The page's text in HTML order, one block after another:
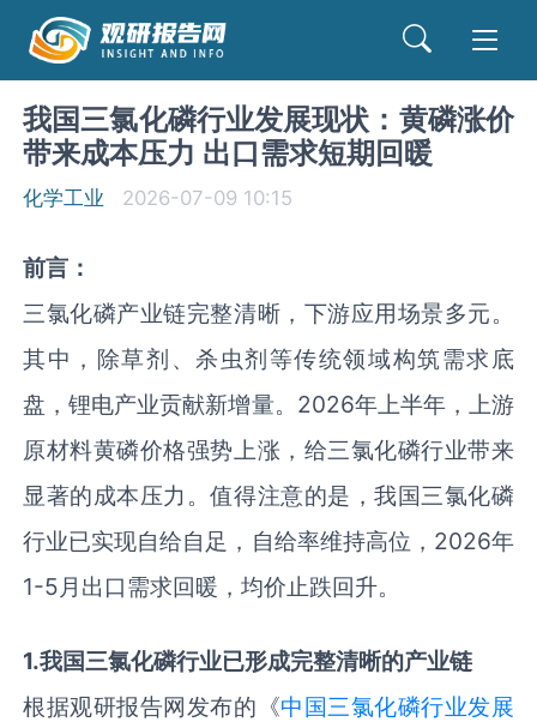
我国三氯化磷行业发展现状：黄磷涨价
带来成本压力 出口需求短期回暖
化学工业 2026-07-09 10:15
前言：
三氯化磷产业链完整清晰，下游应用场景多元。
其中，除草剂、杀虫剂等传统领域构筑需求底
盘，锂电产业贡献新增量。2026年上半年，上游
原材料黄磷价格强势上涨，给三氯化磷行业带来
显著的成本压力。值得注意的是，我国三氯化磷
行业已实现自给自足，自给率维持高位，2026年
1-5月出口需求回暖，均价止跌回升。
1.我国三氯化磷行业已形成完整清晰的产业链
根据观研报告网发布的《中国三氯化磷行业发展